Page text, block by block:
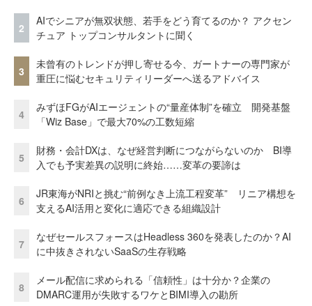
2
AIでシニアが無双状態、若手をどう育てるのか？ アクセン
チュア トップコンサルタントに聞く
3
未曾有のトレンドが押し寄せる今、ガートナーの専門家が
重圧に悩むセキュリティリーダーへ送るアドバイス
4
みずほFGがAIエージェントの“量産体制”を確立 開発基盤
「Wiz Base」で最大70%の工数短縮
5
財務・会計DXは、なぜ経営判断につながらないのか BI導
入でも予実差異の説明に終始……変革の要諦は
6
JR東海がNRIと挑む“前例なき上流工程変革” リニア構想を
支えるAI活用と変化に適応できる組織設計
7
なぜセールスフォースはHeadless 360を発表したのか？AI
に中抜きされないSaaSの生存戦略
8
メール配信に求められる「信頼性」は十分か？企業の
DMARC運用が失敗するワケとBIMI導入の勘所